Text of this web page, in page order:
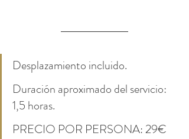
Desplazamiento incluido.
Duración aproximado del servicio:
1,5 horas.
PRECIO POR PERSONA: 29€